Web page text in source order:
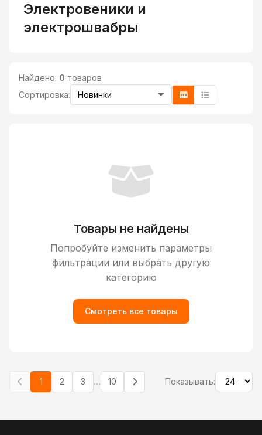
Электровеники и
электрошвабры
Найдено: 0 товаров
Сортировка:
Товары не найдены
Попробуйте изменить параметры
фильтрации или выбрать другую
категорию
Смотреть все товары
1 2 3 ... 10 Показывать: